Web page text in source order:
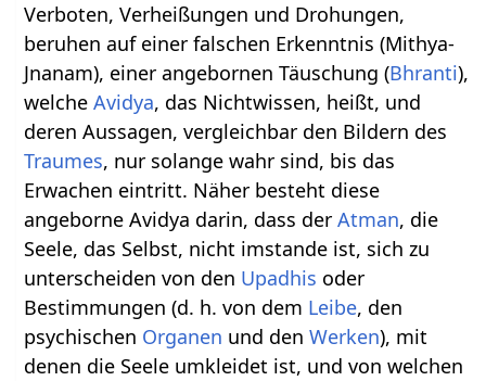
Verboten, Verheißungen und Drohungen,
beruhen auf einer falschen Erkenntnis (Mithya-
Jnanam), einer angebornen Täuschung (Bhranti),
welcheAvidya, das Nichtwissen, heißt, und
deren Aussagen, vergleichbar den Bildern des
Traumes, nur solange wahr sind, bis das
Erwachen eintritt. Näher besteht diese
angeborne Avidya darin, dass derAtman, die
Seele, das Selbst, nicht imstande ist, sich zu
unterscheiden von den Upadhis oder
Bestimmungen (d. h. von dem Leibe, den
psychischen Organen und denWerken), mit
denen die Seele umkleidet ist, und von welchen